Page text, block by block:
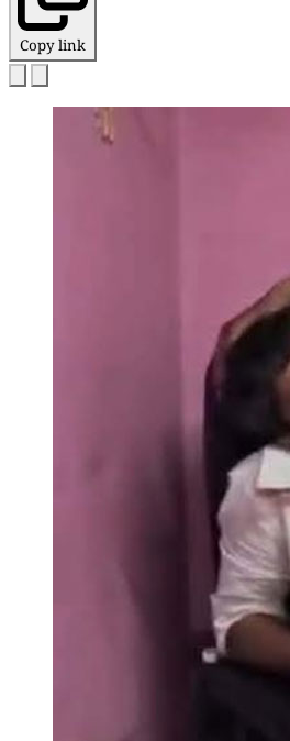
Copy link